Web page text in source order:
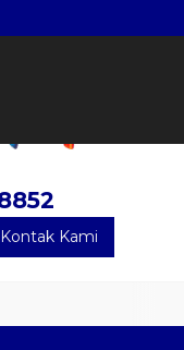
Kontak Kami